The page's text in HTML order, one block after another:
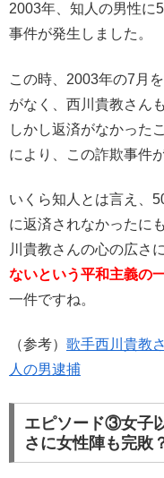
2003年、知人の男性に
事件が発生しました。
この時、2003年の7月
がなく、西川貴教さん
しかし返済がなかった
により、この詐欺事件
いくら知人とは言え、
に返済されなかったに
川貴教さんの心の広さ
ないという平和主義の
一件ですね。
（参考） 歌手西川貴教
人の男逮捕
エピソード③女子
さに女性陣も完敗